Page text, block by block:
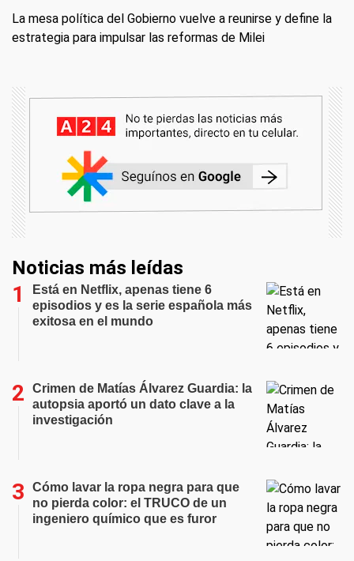
La mesa política del Gobierno vuelve a reunirse y define la
estrategia para impulsar las reformas de Milei
Noticias más leídas
Está en Netflix, apenas tiene 6
episodios y es la serie española más
exitosa en el mundo
Crimen de Matías Álvarez Guardia: la
autopsia aportó un dato clave a la
investigación
Cómo lavar la ropa negra para que
no pierda color: el TRUCO de un
ingeniero químico que es furor